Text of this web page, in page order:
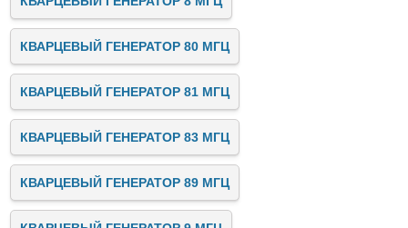
КВАРЦЕВЫЙ ГЕНЕРАТОР 80 МГЦ
КВАРЦЕВЫЙ ГЕНЕРАТОР 81 МГЦ
КВАРЦЕВЫЙ ГЕНЕРАТОР 83 МГЦ
КВАРЦЕВЫЙ ГЕНЕРАТОР 89 МГЦ